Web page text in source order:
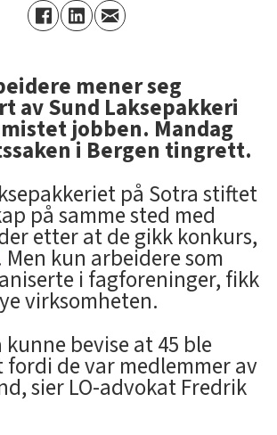
mener seg
av Sund Laksepakkeri
jobben. Mandag
i Bergen tingrett.
på Sotra stiftet
på samme sted med
etter at de gikk konkurs,
Men kun arbeidere som
i fagforeninger, fikk
virksomheten.
kunne bevise at 45 ble
de var medlemmer av
sier LO-advokat Fredrik